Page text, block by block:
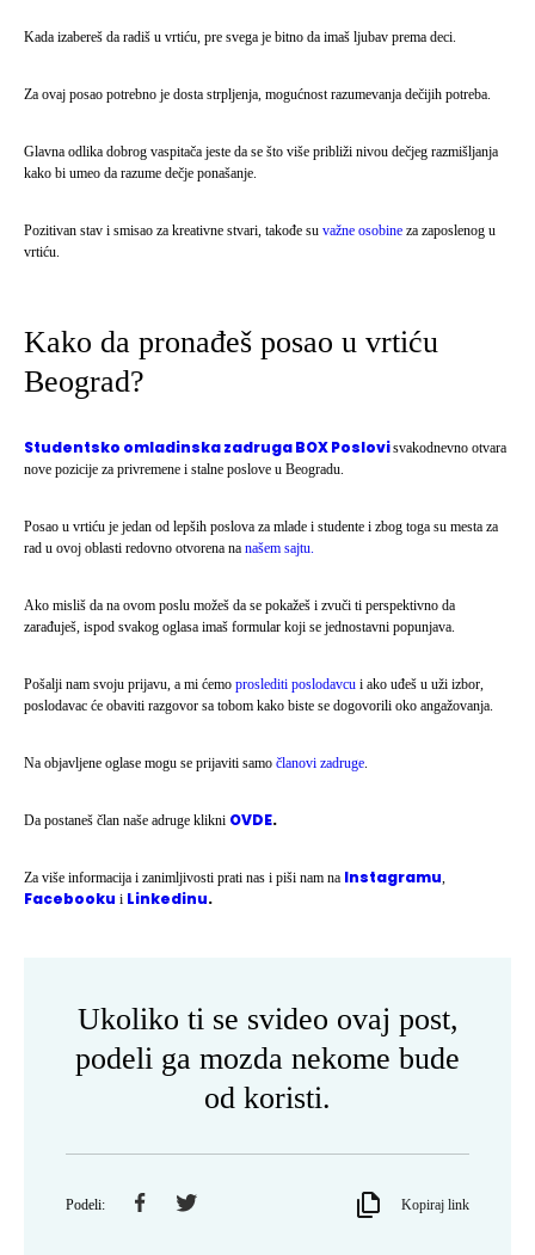
Kada izabereš da radiš u vrtiću, pre svega je bitno da imaš ljubav prema deci.
Za ovaj posao potrebno je dosta strpljenja, mogućnost razumevanja dečijih potreba.
Glavna odlika dobrog vaspitača jeste da se što više približi nivou dečjeg razmišljanja
kako bi umeo da razume dečje ponašanje.
Pozitivan stav i smisao za kreativne stvari, takođe su važne osobine za zaposlenog u
vrtiću.
Kako da pronađeš posao u vrtiću
Beograd?
Studentsko omladinska zadruga BOX Poslovisvakodnevno otvara
nove pozicije za privremene i stalne poslove u Beogradu.
Posao u vrtiću je jedan od lepših poslova za mlade i studente i zbog toga su mesta za
rad u ovoj oblasti redovno otvorena na našem sajtu.
Ako misliš da na ovom poslu možeš da se pokažeš i zvuči ti perspektivno da
zarađuješ, ispod svakog oglasa imaš formular koji se jednostavni popunjava.
Pošalji nam svoju prijavu, a mi ćemo proslediti poslodavcu i ako uđeš u uži izbor,
poslodavac će obaviti razgovor sa tobom kako biste se dogovorili oko angažovanja.
Na objavljene oglase mogu se prijaviti samo članovi zadruge.
Da postaneš član naše adruge klikni OVDE.
Za više informacija i zanimljivosti prati nas i piši nam na Instagramu,
Facebooku i Linkedinu.
Ukoliko ti se svideo ovaj post,
podeli ga mozda nekome bude
od koristi.
Podeli: Kopiraj link